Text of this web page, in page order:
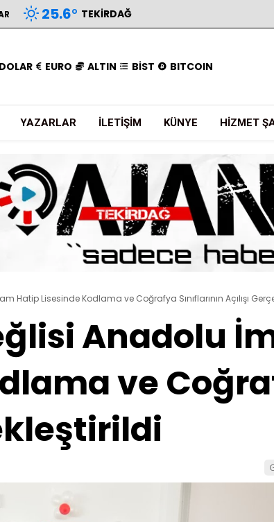
25.6° TEKIRDAĞ
DOLAR EURO ALTIN BİST BITCOIN
YAZARLAR İLETIŞIM KÜNYE HIZMET
Hatip Lisesinde Kodlama ve Coğrafya Sınıflarının Açılışı
Anadolu
ve